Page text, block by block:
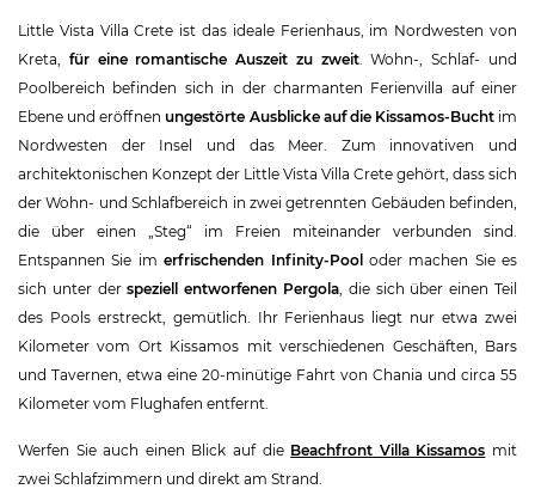
Little Vista Villa Crete ist das ideale Ferienhaus, im Nordwesten von
Kreta, für eine romantische Auszeit zu zweit. Wohn-, Schlaf- und
Poolbereich befinden sich in der charmanten Ferienvilla auf einer
Ebene und eröffnen ungestörte Ausblicke auf die Kissamos-Buchtim
Nordwesten der Insel und das Meer. Zum innovativen und
architektonischen Konzept der Little Vista Villa Crete gehört, dass sich
der Wohn- und Schlafbereich in zwei getrennten Gebäuden befinden,
die über einen „Steg“ im Freien miteinander verbunden sind.
Entspannen Sie imerfrischenden Infinity-Pooloder machen Sie es
sich unter derspeziell entworfenen Pergola , die sich über einen Teil
des Pools erstreckt, gemütlich. Ihr Ferienhaus liegt nur etwa zwei
Kilometer vom Ort Kissamos mit verschiedenen Geschäften, Bars
und Tavernen, etwa eine 20-minütige Fahrt von Chania und circa 55
Kilometer vom Flughafen entfernt.
Werfen Sie auch einen Blick auf die Beachfront Villa Kissamos mit
zwei Schlafzimmern und direkt am Strand.